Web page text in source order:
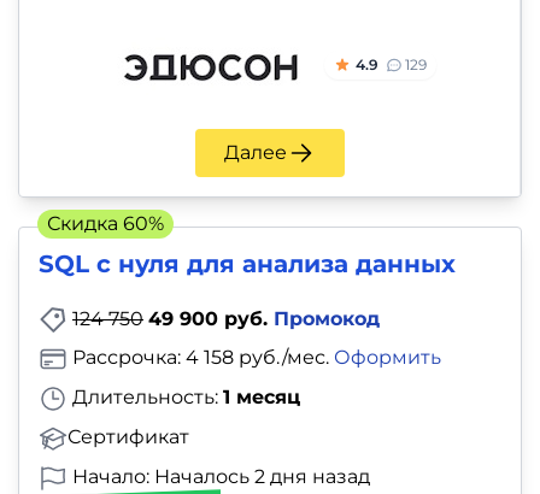
4.9 129
Далее
SQL с нуля для анализа данных
124 750 49 900 руб. Промокод
Длительность: 1 месяц
Сертификат
Рассрочка: 4 158 руб./мес. Оформить
Начало: Началось 2 дня назад
Скидка 60%